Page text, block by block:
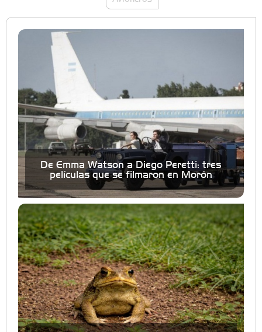
De Emma Watson a Diego Peretti: tres
películas que se filmaron en Morón